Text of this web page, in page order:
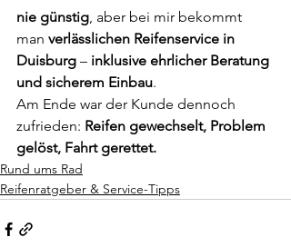
nie günstig , aber bei mir bekommt
man verlässlichen Reifenservice in
Duisburg – inklusive ehrlicher Beratung
und sicherem Einbau.
Am Ende war der Kunde dennoch
zufrieden: Reifen gewechselt, Problem
gelöst, Fahrt gerettet.
Rund ums Rad
Reifenratgeber & Service-Tipps